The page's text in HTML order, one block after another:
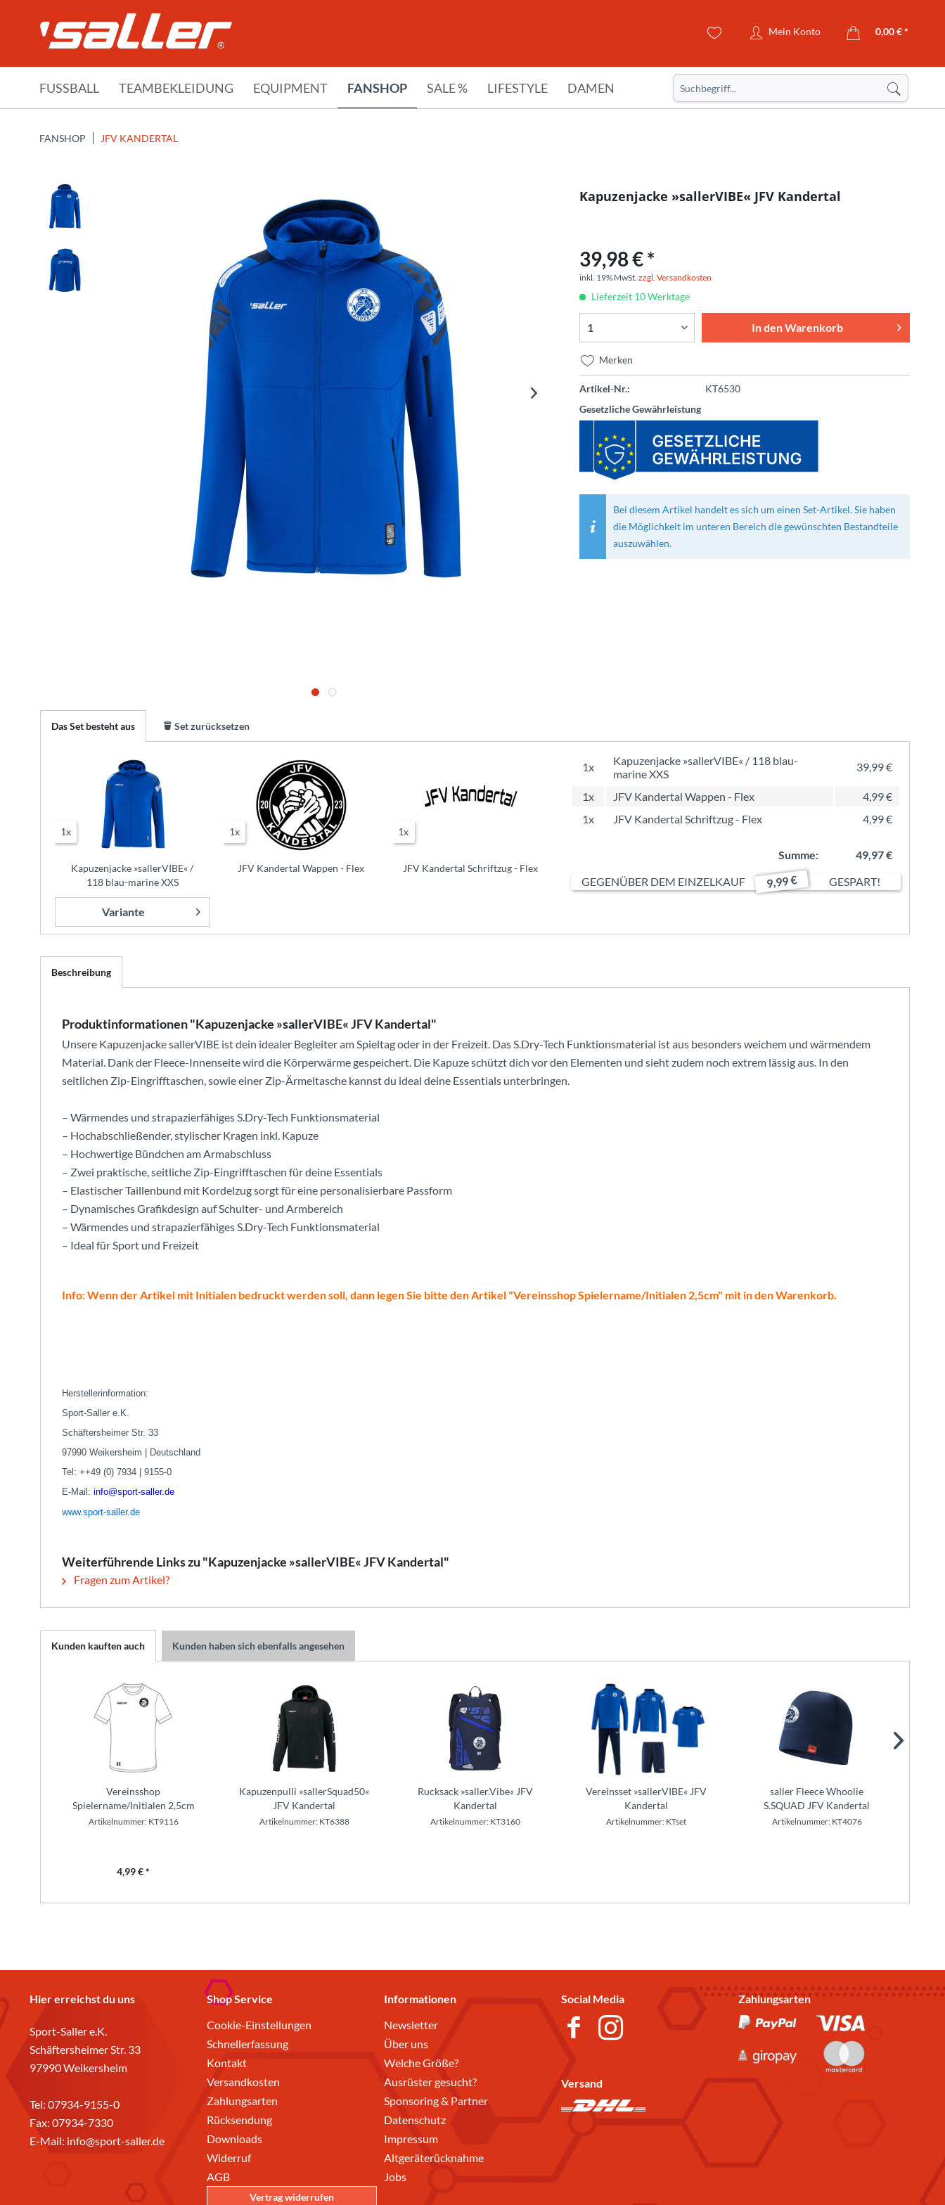
Mein Konto 0,00 € *
FUSSBALL TEAMBEKLEIDUNG EQUIPMENT FANSHOP SALE % LIFESTYLE DAMEN
FANSHOP JFV KANDERTAL
Kapuzenjacke »sallerVIBE« JFV Kandertal
39,98 € *
inkl. 19% MwSt. zzgl. Versandkosten
Lieferzeit 10 Werktage
In denWarenkorb
Merken
Artikel-Nr.:
KT6530
Gesetzliche Gewährleistung
Bei diesem Artikel handelt es sich um einen Set-Artikel. Sie haben
die Möglichkeit im unteren Bereich die gewünschten Bestandteile
auszuwählen.
Das Set besteht aus Set zurücksetzen
1x
Kapuzenjacke »sallerVIBE« /
118 blau-marine XXS
Variante
1x
JFV Kandertal Wappen - Flex
1x
JFV Kandertal Schriftzug - Flex
1x
Kapuzenjacke »sallerVIBE« / 118 blau-
marine XXS
39,99 €
1x JFV Kandertal Wappen - Flex
4,99 €
1x
JFV Kandertal Schriftzug - Flex 4,99 €
Summe:
49,97 €
GEGENÜBER DEM EINZELKAUF
9,99 € GESPART!
Beschreibung
Produktinformationen "Kapuzenjacke »sallerVIBE« JFV Kandertal"
Unsere Kapuzenjacke sallerVIBE ist dein idealer Begleiter am Spieltag oder in der Freizeit. Das S.Dry-Tech Funktionsmaterial ist aus besonders weichem und wärmendem
Material. Dank der Fleece-Innenseite wird die Körperwärme gespeichert. Die Kapuze schützt dich vor den Elementen und sieht zudem noch extrem lässig aus. In den
seitlichen Zip-Eingrifftaschen, sowie einer Zip-Ärmeltasche kannst du ideal deine Essentials unterbringen.
– Wärmendes und strapazierfähiges S.Dry-Tech Funktionsmaterial
– Hochabschließender, stylischer Kragen inkl. Kapuze
– Hochwertige Bündchen am Armabschluss
– Zwei praktische, seitliche Zip-Eingrifftaschen für deine Essentials
– Elastischer Taillenbund mit Kordelzug sorgt für eine personalisierbare Passform
– Dynamisches Grafikdesign auf Schulter- und Armbereich
– Wärmendes und strapazierfähiges S.Dry-Tech Funktionsmaterial
– Ideal für Sport und Freizeit
Info: Wenn der Artikel mit Initialen bedruckt werden soll, dann legen Sie bitte den Artikel "Vereinsshop Spielername/Initialen 2,5cm" mit in den Warenkorb.
Herstellerinformation:
Sport-Saller e.K.
Schäftersheimer Str. 33
97990 Weikersheim | Deutschland
Tel: ++49 (0) 7934 | 9155-0
E-Mail: info@sport-saller.de
www.sport-saller.de
Weiterführende Links zu "Kapuzenjacke »sallerVIBE« JFV Kandertal"
Fragen zum Artikel?
Kunden kauften auch Kunden haben sich ebenfalls angesehen
Vereinsshop
Spielername/Initialen 2,5cm
Artikelnummer: KT9116
4,99 € *
Kapuzenpulli »sallerSquad50«
JFV Kandertal
Artikelnummer: KT6388
Rucksack »saller.Vibe« JFV
Kandertal
Artikelnummer: KT3160
Vereinsset »sallerVIBE« JFV
Kandertal
Artikelnummer: KTset
saller Fleece Whoolie
S.SQUAD JFV Kandertal
Artikelnummer: KT4076
Hier erreichst du uns
Sport-Saller e.K.
Schäftersheimer Str. 33
97990 Weikersheim
Tel: 07934-9155-0
Fax: 07934-7330
E-Mail: info@sport-saller.de
Shop Service
Cookie-Einstellungen
Schnellerfassung
Kontakt
Versandkosten
Zahlungsarten
Rücksendung
Downloads
Widerruf
AGB
Vertrag widerrufen
Informationen
Newsletter
Über uns
Welche Größe?
Ausrüster gesucht?
Sponsoring & Partner
Datenschutz
Impressum
Altgeräterücknahme
Jobs
Social Media
Versand
Zahlungsarten